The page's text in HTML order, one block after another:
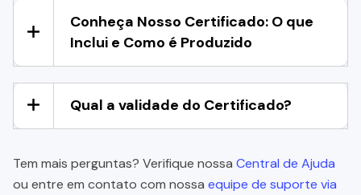
Conheça Nosso Certificado: O que
Inclui e Como é Produzido
Qual a validade do Certificado?
Tem mais perguntas? Verifique nossa Central de Ajuda
ou entre em contato com nossa equipe de suporte via